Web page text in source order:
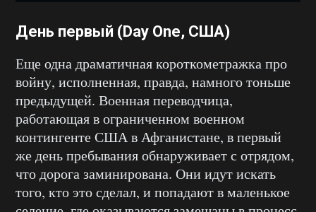
День первый (Day One, США)
Еще одна драматичная короткометражка про
войну, исполненная, правда, намного тоньше
предыдущей. Военная переводчица,
работающая в ограниченном военном
контингенте США в Афганистане, в первый
же день пребывания обнаруживает с отрядом,
что дорога заминирована. Они идут искать
того, кто это сделал, и попадают в маленькое